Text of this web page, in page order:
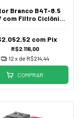
Branco B4T-8.5
com Filtro Ciclônico
R$2.116,00
com Pix
12 x de R$214,44
COMPRAR